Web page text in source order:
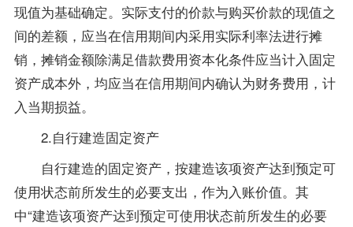
现值为基础确定。实际支付的价款与购买价款的现值之
间的差额，应当在信用期间内采用实际利率法进行摊
销，摊销金额除满足借款费用资本化条件应当计入固定
资产成本外，均应当在信用期间内确认为财务费用，计
入当期损益。
2.自行建造固定资产
自行建造的固定资产，按建造该项资产达到预定可
使用状态前所发生的必要支出，作为入账价值。其
中“建造该项资产达到预定可使用状态前所发生的必要